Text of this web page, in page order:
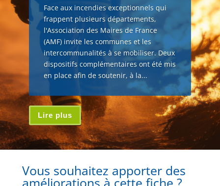
Face aux incendies exceptionnels qui
frappent plusieurs départements,
l'Association des Maires de France
(AMF) invite les communes et les
intercommunalités à se mobiliser. Deux
dispositifs complémentaires ont été mis
en place afin de soutenir, à la...
Lire plus
Vous souhaitez apporter des
améliorations à cette fiche ?